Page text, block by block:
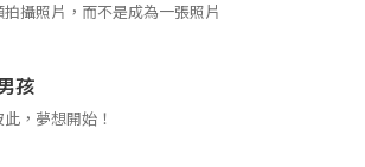
拍攝照片，而不是成為一張照片
孩
，夢想開始！